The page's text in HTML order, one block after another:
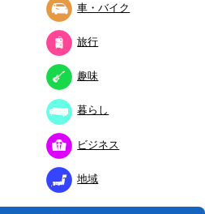
車・バイク
旅行
趣味
暮らし
ビジネス
地域